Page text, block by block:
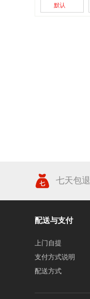
默认
七天包退
配送与支付
上门自提
支付方式说明
配送方式